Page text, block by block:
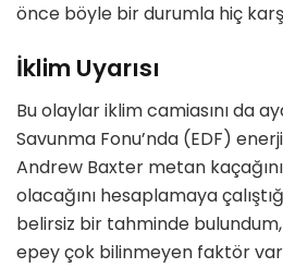
önce böyle bir durumla hiç
İklim Uyarısı
Bu olaylar iklim camiasını da
Savunma Fonu’nda (EDF)
Andrew Baxter metan
olacağını hesaplamaya
belirsiz bir tahminde
epey çok bilinmeyen faktör